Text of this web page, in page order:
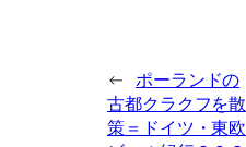
← ポーランドの
古都クラクフを散
策＝ドイツ・東欧